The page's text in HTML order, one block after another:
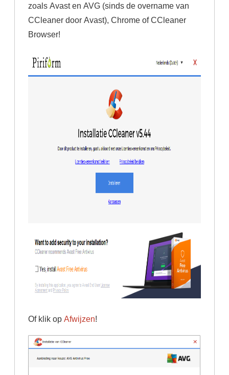
zoals Avast en AVG (sinds de overname van
CCleaner door Avast), Chrome of CCleaner
Browser!
Of klik op Afwijzen!